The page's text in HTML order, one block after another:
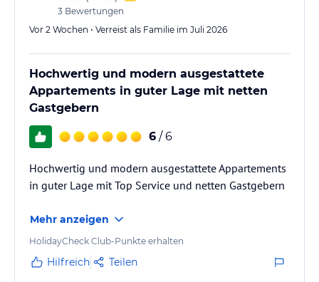
Kindern gibt es einen 50 m2 großen Indoor-Spielbereich, in dem
sich die Kleinen austoben können. Gäste können auch den
entweder für 3 Stunden im Winter oder für den ganzen Tag im
Sommer. Skipässe können an der Rezeption der Partnerunterkunft
erworben werden, und in der Nebensaison profitieren Gäste von
ermäßigten Preisen.
Hinweis:
Verfasst von HolidayCheck mit Hilfe von KI. Alle
Angaben ohne Gewähr. Bitte lies vor der Buchung die
3 Bewertungen
Vor 2 Wochen • Verreist als Familie im Juli 2026
Hochwertig und modern ausgestattete
Appartements in guter Lage mit netten
Gastgebern
6 / 6
Hochwertig und modern ausgestattete Appartements
in guter Lage mit Top Service und netten Gastgebern
Mehr anzeigen
HolidayCheck Club-Punkte erhalten
Hilfreich Teilen